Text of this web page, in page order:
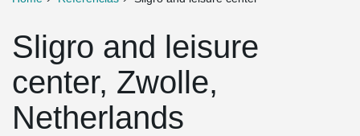
Sligro and leisure
center, Zwolle,
Netherlands